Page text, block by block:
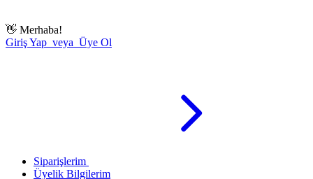
👋 Merhaba!
Giriş Yap veya Üye Ol
Siparişlerim
Üyelik Bilgilerim